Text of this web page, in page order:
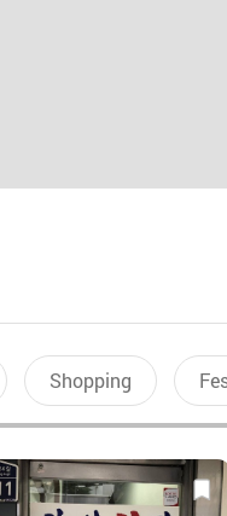
Shopping